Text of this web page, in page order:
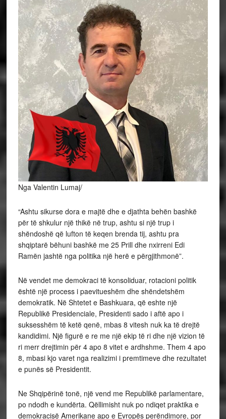
Nga Valentin Lumaj/
“Ashtu sikurse dora e majtë dhe e djathta behën bashkë
për të shkulur një thikë në trup, ashtu si një trup i
shëndoshë që lufton të keqen brenda tij, ashtu pra
shqiptarë bëhuni bashkë me 25 Prill dhe nxirreni Edi
Ramën jashtë nga politika një herë e përgjithmonë”.
Në vendet me demokraci të konsoliduar, rotacioni politik
është një process i paevitueshëm dhe shëndetshëm
demokratik. Në Shtetet e Bashkuara, që eshte një
Republikë Presidenciale, Presidenti sado i aftë apo i
suksesshëm të ketë qenë, mbas 8 vitesh nuk ka të drejtë
kandidimi. Një figurë e re me një ekip të ri dhe një vizion të
ri merr drejtimin për 4 apo 8 vitet e ardhshme. Them 4 apo
8, mbasi kjo varet nga realizimi i premtimeve dhe rezultatet
e punës së Presidentit.
Ne Shqipërinë tonë, një vend me Republikë parlamentare,
po ndodh e kundërta. Qëllimisht nuk po ndiqet praktika e
demokracisë Amerikane apo e Evropës perëndimore, por